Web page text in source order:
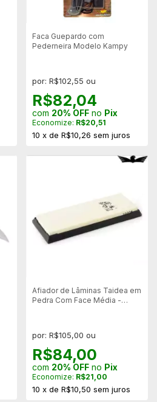
Faca Guepardo com
Pederneira Modelo Kampy
por: R$102,55 ou
R$82,04
com 20% OFFno Pix
Economize: R$20,51
10 x de R$10,26 sem juros
Afiador de Lâminas Taidea em
Pedra Com Face Média -
por: R$105,00 ou
R$84,00
com 20% OFFno Pix
Economize: R$21,00
10 x de R$10,50 sem juros